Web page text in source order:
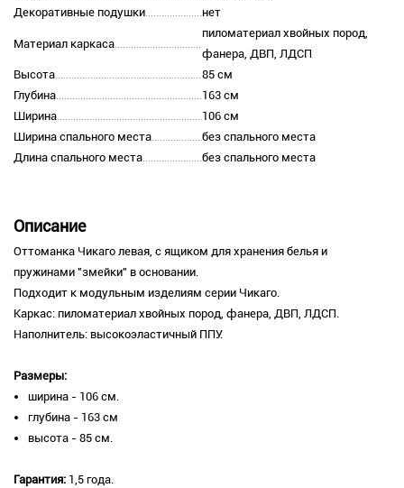
Декоративные подушки
нет
Материал каркаса
пиломатериал хвойных пород,
фанера, ДВП, ЛДСП
Высота
85 см
Глубина
163 см
Ширина
106 см
Ширина спального места
без спального места
Длина спального места
без спального места
Описание
Оттоманка Чикаго левая, с ящиком для хранения белья и
пружинами "змейки" в основании.
Подходит к модульным изделиям серии Чикаго.
Каркас: пиломатериал хвойных пород, фанера, ДВП, ЛДСП.
Наполнитель: высокоэластичный ППУ.
Размеры:
ширина - 106 см.
глубина - 163 см
высота - 85 см.
Гарантия: 1,5 года.